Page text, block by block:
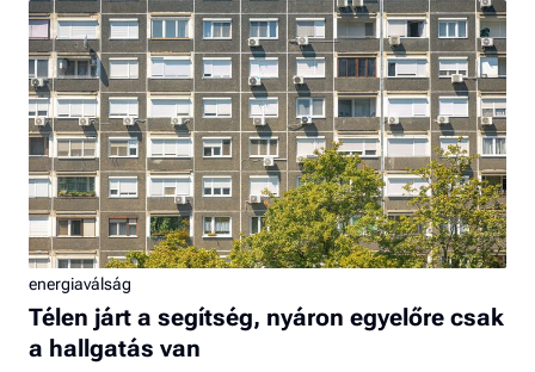
energiaválság
Télen járt a segítség, nyáron egyelőre csak
a hallgatás van